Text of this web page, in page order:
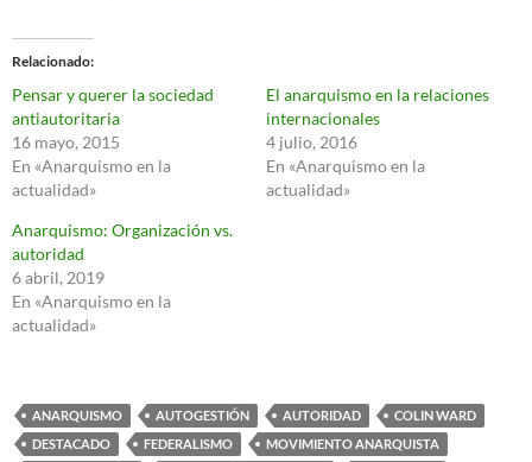
Relacionado
Pensar y querer la sociedad
antiautoritaria
16 mayo, 2015
En «Anarquismo en la
actualidad»
El anarquismo en la relaciones
internacionales
4 julio, 2016
En «Anarquismo en la
actualidad»
Anarquismo: Organización vs.
autoridad
6 abril, 2019
En «Anarquismo en la
actualidad»
ANARQUISMO AUTOGESTIÓN AUTORIDAD
COLIN WARD
DESTACADO
FEDERALISMO
MOVIMIENTO ANARQUISTA